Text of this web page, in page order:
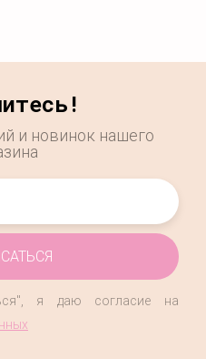
и новинок нашего
я даю согласие на